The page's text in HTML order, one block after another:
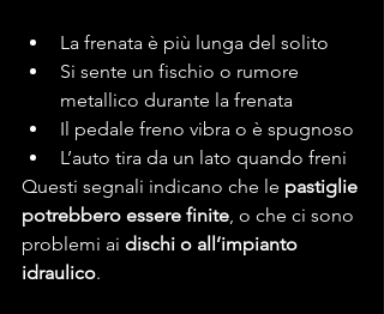
La frenata è più lunga del solito
Si sente un fischio o rumore
metallico durante la frenata
Il pedale freno vibra o è spugnoso
L’auto tira da un lato quando freni
Questi segnali indicano che le pastiglie
potrebbero essere finite, o che ci sono
problemi ai dischi o all’impianto
idraulico.